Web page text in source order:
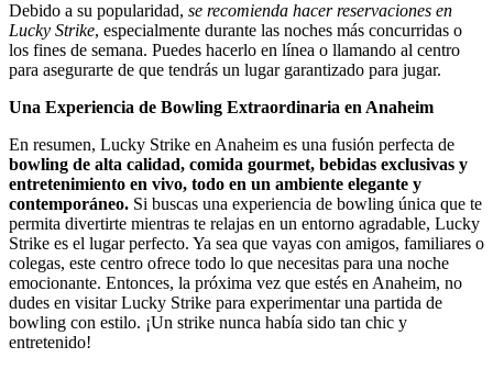
Debido a su popularidad, se recomienda hacer reservaciones en
Lucky Strike, especialmente durante las noches más concurridas o
los fines de semana. Puedes hacerlo en línea o llamando al centro
para asegurarte de que tendrás un lugar garantizado para jugar.
Una Experiencia de Bowling Extraordinaria en Anaheim
En resumen, Lucky Strike en Anaheim es una fusión perfecta de
bowling de alta calidad, comida gourmet, bebidas exclusivas y
entretenimiento en vivo, todo en un ambiente elegante y
contemporáneo. Si buscas una experiencia de bowling única que te
permita divertirte mientras te relajas en un entorno agradable, Lucky
Strike es el lugar perfecto. Ya sea que vayas con amigos, familiares o
colegas, este centro ofrece todo lo que necesitas para una noche
emocionante. Entonces, la próxima vez que estés en Anaheim, no
dudes en visitar Lucky Strike para experimentar una partida de
bowling con estilo. ¡Un strike nunca había sido tan chic y
entretenido!